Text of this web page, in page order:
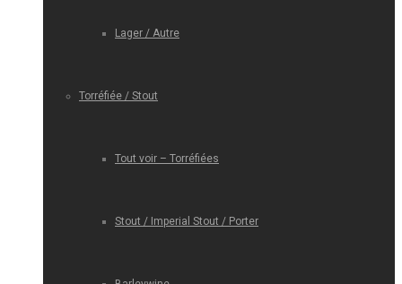
Lager / Autre
Torréfiée / Stout
Tout voir – Torréfiées
Stout / Imperial Stout / Porter